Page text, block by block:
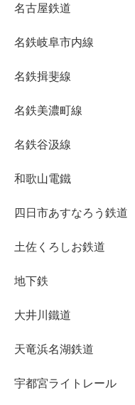
名古屋鉄道
名鉄岐阜市内線
名鉄揖斐線
名鉄美濃町線
名鉄谷汲線
和歌山電鐵
四日市あすなろう鉄道
土佐くろしお鉄道
地下鉄
大井川鐵道
天竜浜名湖鉄道
宇都宮ライトレール